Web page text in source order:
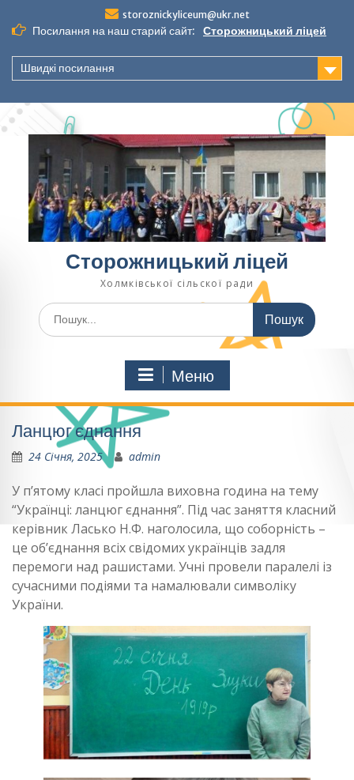
до
вмісту
storoznickyliceum@ukr.net
Посилання на наш старий сайт: Сторожницький ліцей
Швидкі посилання
Сторожницький ліцей
Холмківської сільскої ради
Шукати:
Меню
Ланцюг єднання
24 Січня, 2025 admin
У п’ятому класі пройшла виховна година на тему
“Українці: ланцюг єднання”. Під час заняття класний
керівник Ласько Н.Ф. наголосила, що соборність –
це об’єднання всіх свідомих українців задля
перемоги над рашистами. Учні провели паралелі із
сучасними подіями та намалювали символіку
України.